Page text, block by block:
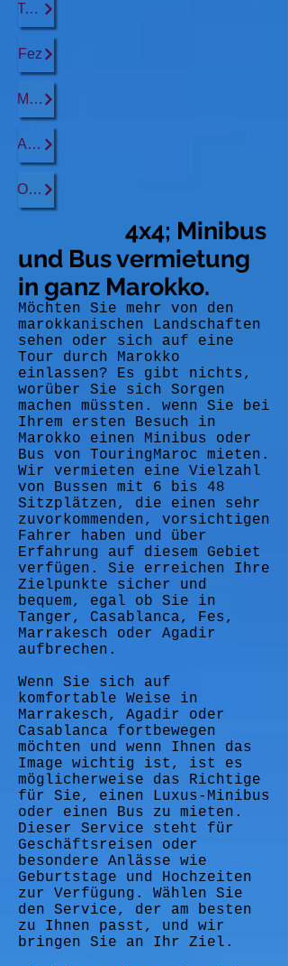
Tanger
Fez
Marrakesch
Agadir
Ouarzazate
4x4; Minibus
und Bus vermietung
in ganz Marokko.
Möchten Sie mehr von den
marokkanischen Landschaften
sehen oder sich auf eine
Tour durch Marokko
einlassen? Es gibt nichts,
worüber Sie sich Sorgen
machen müssten. wenn Sie bei
Ihrem ersten Besuch in
Marokko einen Minibus oder
Bus von TouringMaroc mieten.
Wir vermieten eine Vielzahl
von Bussen mit 6 bis 48
Sitzplätzen, die einen sehr
zuvorkommenden, vorsichtigen
Fahrer haben und über
Erfahrung auf diesem Gebiet
verfügen. Sie erreichen Ihre
Zielpunkte sicher und
bequem, egal ob Sie in
Tanger, Casablanca, Fes,
Marrakesch oder Agadir
aufbrechen.
Wenn Sie sich auf
komfortable Weise in
Marrakesch, Agadir oder
Casablanca fortbewegen
möchten und wenn Ihnen das
Image wichtig ist, ist es
möglicherweise das Richtige
für Sie, einen Luxus-Minibus
oder einen Bus zu mieten.
Dieser Service steht für
Geschäftsreisen oder
besondere Anlässe wie
Geburtstage und Hochzeiten
zur Verfügung. Wählen Sie
den Service, der am besten
zu Ihnen passt, und wir
bringen Sie an Ihr Ziel.